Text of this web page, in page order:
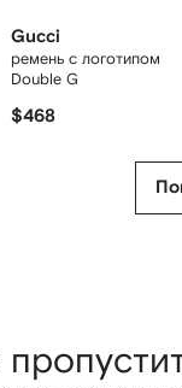
Gucci
ремень с логотипом
Double G
$468